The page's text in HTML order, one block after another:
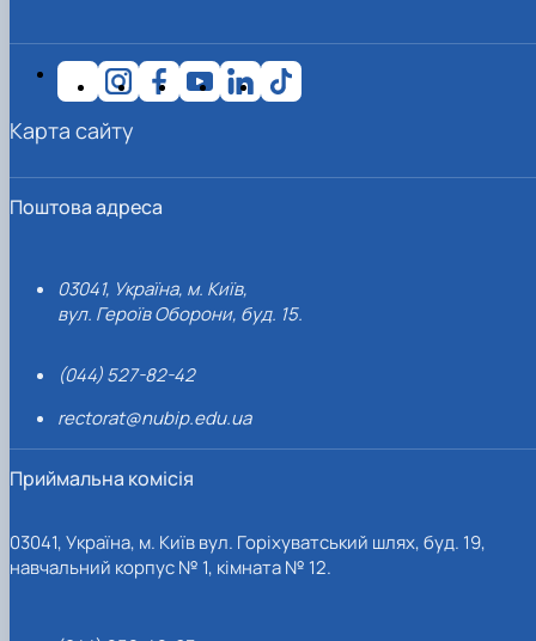
Поштова адреса
03041, Україна, м. Київ,
вул. Героїв Оборони, буд. 15.
(044) 527-82-42
rectorat@nubip.edu.ua
Приймальна комісія
03041, Україна, м. Київ вул. Горіхуватський шлях, буд. 19,
навчальний корпус № 1, кімната № 12.
Карта сайту